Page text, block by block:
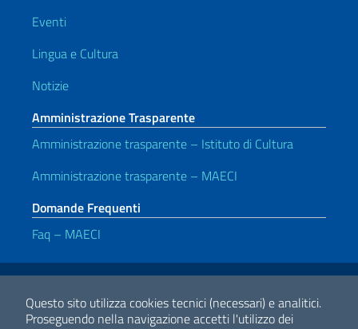
Questo sito utilizza cookies tecnici (necessari) e analitici.
Proseguendo nella navigazione accetti l'utilizzo dei
Eventi
Lingua e Cultura
Notizie
Amministrazione Trasparente
Amministrazione trasparente – Istituto di Cultura
Amministrazione trasparente – MAECI
Domande Frequenti
Faq – MAECI
Link Utili